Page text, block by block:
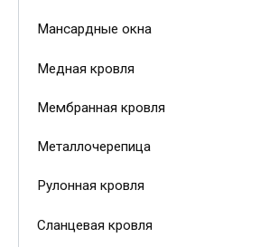
Мансардные окна
Медная кровля
Мембранная кровля
Металлочерепица
Рулонная кровля
Сланцевая кровля